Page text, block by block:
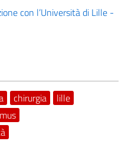
con l’Università di Lille -
chirurgia
lille